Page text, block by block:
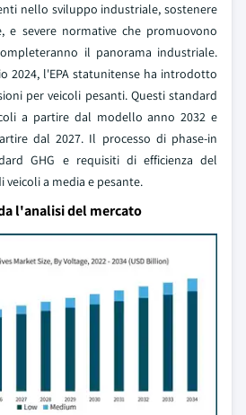
nello sviluppo industriale, sostenere
e severe normative che promuovono
il panorama industriale.
2024, l'EPA statunitense ha introdotto
per veicoli pesanti. Questi standard
a partire dal modello anno 2032 e
dal 2027. Il processo di phase-in
GHG e requisiti di efficienza del
a media e pesante.
l'analisi del mercato